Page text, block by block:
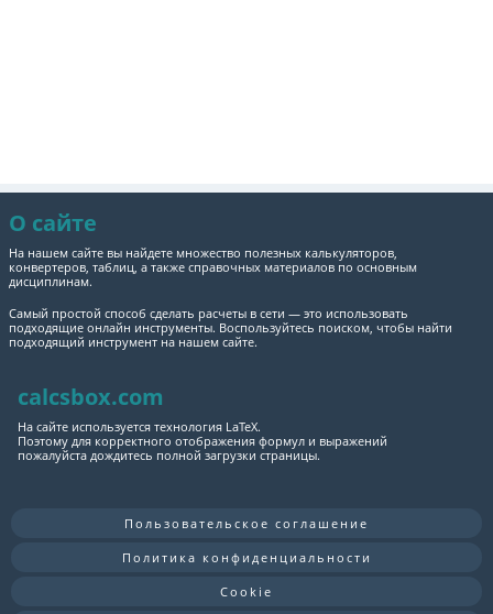
О сайте
На нашем сайте вы найдете множество полезных калькуляторов,
конвертеров, таблиц, а также справочных материалов по основным
дисциплинам.
Самый простой способ сделать расчеты в сети — это использовать
подходящие онлайн инструменты. Воспользуйтесь поиском, чтобы найти
подходящий инструмент на нашем сайте.
calcsbox.com
На сайте используется технология LaTeX.
Поэтому для корректного отображения формул и выражений
пожалуйста дождитесь полной загрузки страницы.
Пользовательское соглашение
Политика конфиденциальности
Cookie